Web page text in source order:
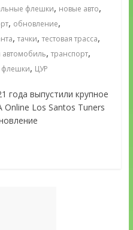
флешки, новые авто,
, обновление,
, тачки, тестовая трасса,
автомобиль, транспорт,
флешки, ЦУР
года выпустили крупное
Online Los Santos Tuners